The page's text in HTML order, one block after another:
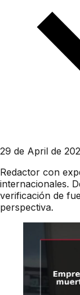
29 de April de
Redactor con
internacionales.
verificación de
perspectiva.